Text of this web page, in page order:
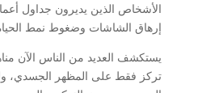
الأشخاص الذين يديرون جداول
إرهاق الشاشات وضغوط نمط
يستكشف العديد من الناس الآن
تركز فقط على المظهر الجسدي،